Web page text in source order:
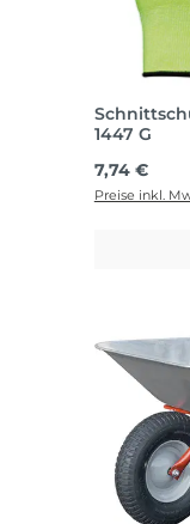
1447 G
Regulärer
7,74 €
Preise inkl.